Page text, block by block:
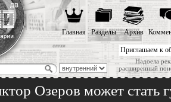
Приглашаем к
Надоела
расширенный
Главная Разделы Архив
Озеров может стать